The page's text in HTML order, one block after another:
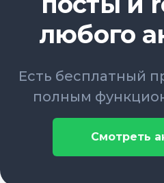
любого
Есть бесплатный
полным
Смотреть